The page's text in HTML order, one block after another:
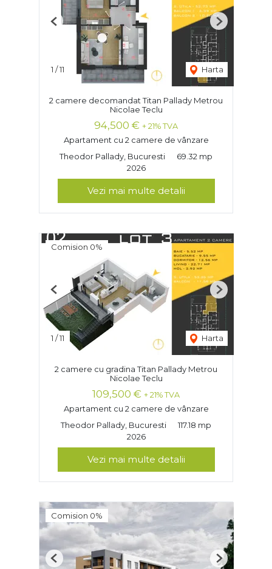
1 /11 Harta
Previous Next
2 camere decomandat Titan Pallady Metrou
Nicolae Teclu
94,500 € + 21% TVA
Apartament cu 2 camere de vânzare
Theodor Pallady, Bucuresti
69.32 mp
2026
Vezi mai multe detalii
Comision 0%
1 /11 Harta
Previous Next
2 camere cu gradina Titan Pallady Metrou
Nicolae Teclu
109,500 € + 21% TVA
Apartament cu 2 camere de vânzare
Theodor Pallady, Bucuresti
117.18 mp
2026
Vezi mai multe detalii
Comision 0%
Previous Next